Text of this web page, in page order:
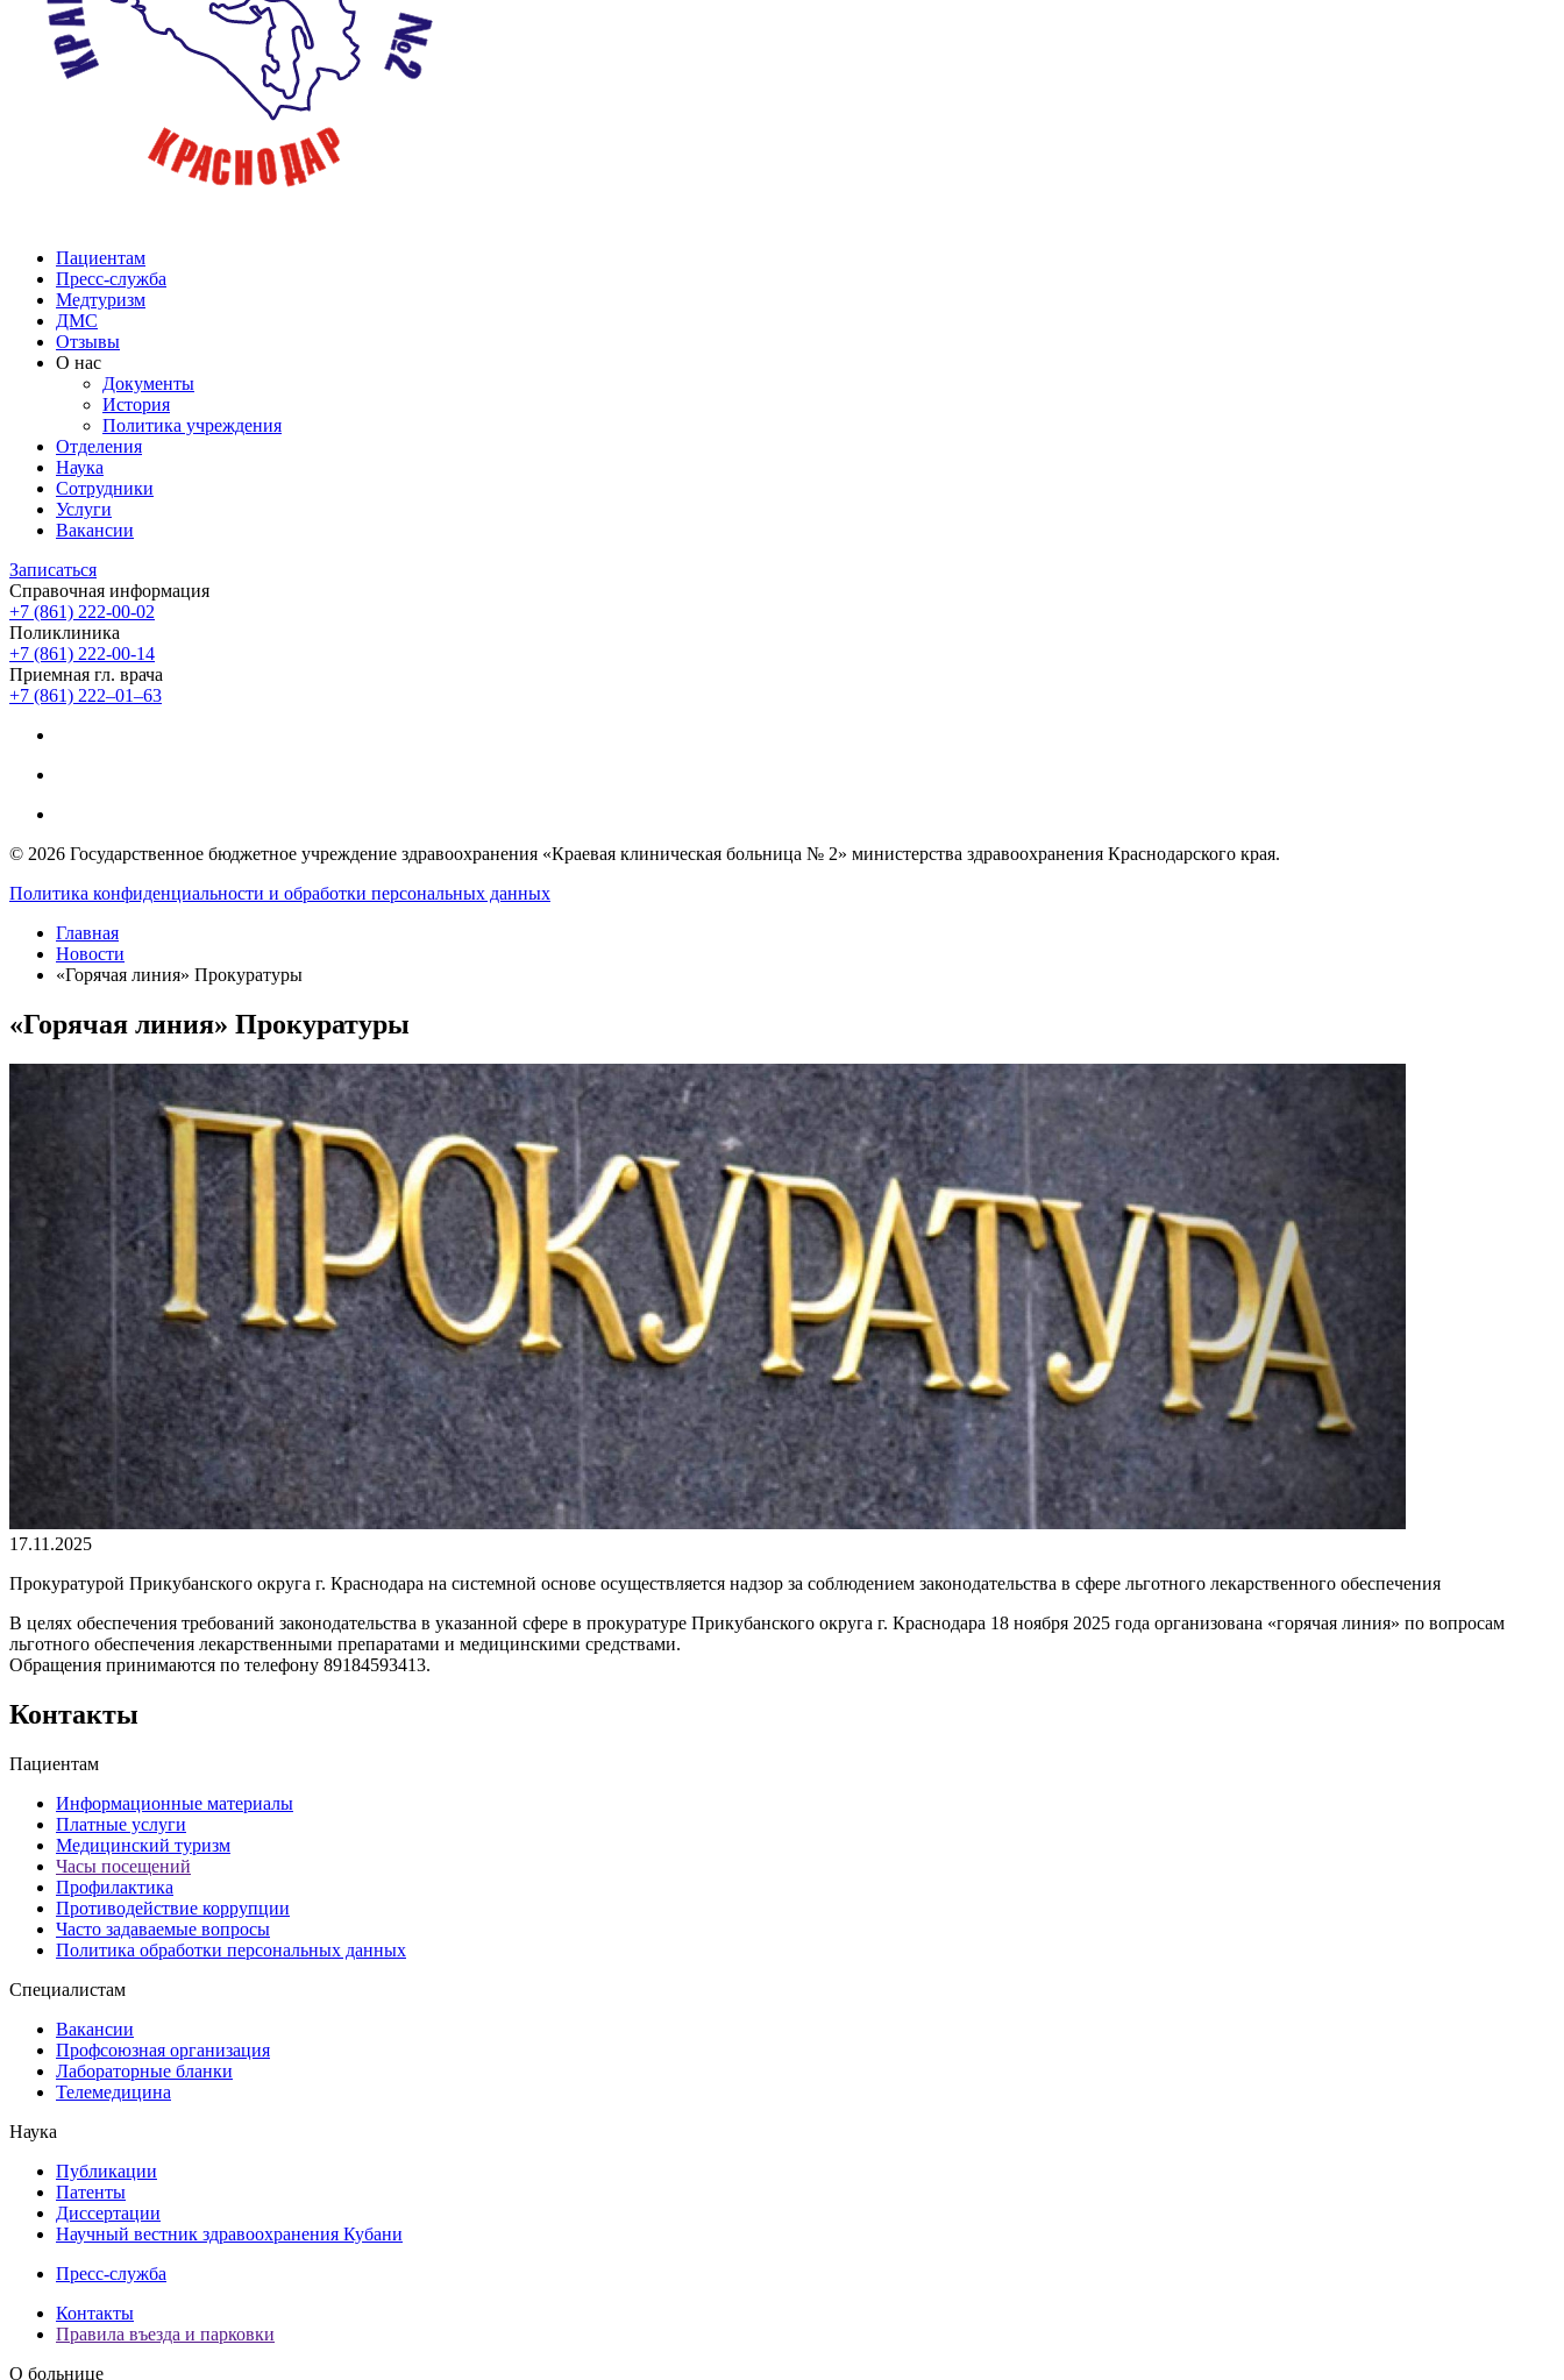
Пациентам
Пресс-служба
Медтуризм
ДМС
Отзывы
О нас
Документы
История
Политика учреждения
Отделения
Наука
Сотрудники
Услуги
Вакансии
Записаться
Справочная информация
+7 (861) 222-00-02
Поликлиника
+7 (861) 222-00-14
Приемная гл. врача
+7 (861) 222‒01‒63
© 2026 Государственное бюджетное учреждение здравоохранения «Краевая клиническая больница № 2» министерства здравоохранения Краснодарского края.
Политика конфиденциальности и обработки персональных данных
Главная
Новости
«Горячая линия» Прокуратуры
«Горячая линия» Прокуратуры
17.11.2025
Прокуратурой Прикубанского округа г. Краснодара на системной основе осуществляется надзор за соблюдением законодательства в сфере льготного лекарственного обеспечения
В целях обеспечения требований законодательства в указанной сфере в прокуратуре Прикубанского округа г. Краснодара 18 ноября 2025 года организована «горячая линия» по вопросам
льготного обеспечения лекарственными препаратами и медицинскими средствами.
Обращения принимаются по телефону 89184593413.
Контакты
Пациентам
Информационные материалы
Платные услуги
Медицинский туризм
Часы посещений
Профилактика
Противодействие коррупции
Часто задаваемые вопросы
Политика обработки персональных данных
Специалистам
Вакансии
Профсоюзная организация
Лабораторные бланки
Телемедицина
Наука
Публикации
Патенты
Диссертации
Научный вестник здравоохранения Кубани
Пресс-служба
Контакты
Правила въезда и парковки
О больнице